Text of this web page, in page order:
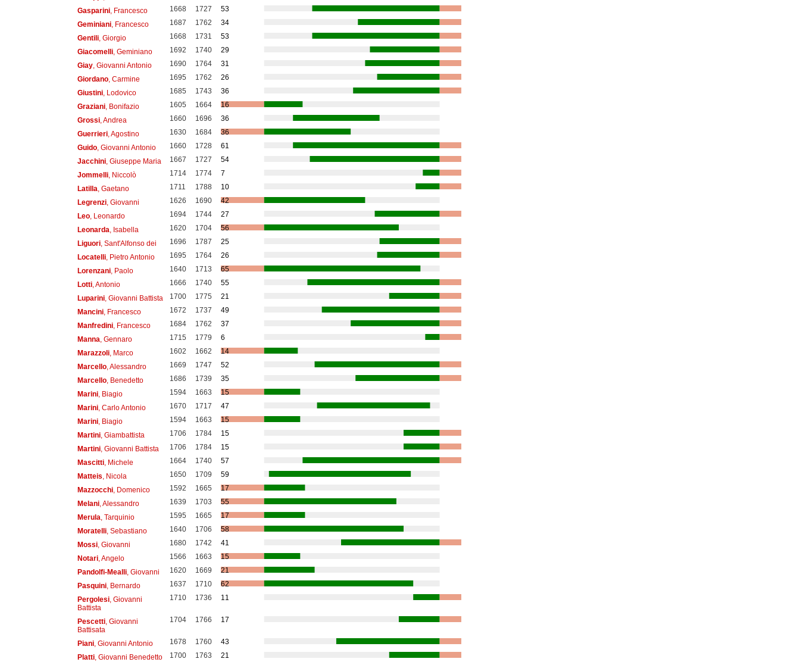
Gasparini, Francesco 1668 1727
53
Geminiani, Francesco 1687 1762
34
Gentili, Giorgio 1668 1731
53
Giacomelli, Geminiano 1692 1740
29
Giay, Giovanni Antonio 1690 1764
31
Giordano, Carmine 1695 1762
26
Giustini, Lodovico 1685 1743
36
Graziani, Bonifazio 1605 1664
16
Grossi, Andrea 1660 1696
36
Guerrieri, Agostino 1630 1684
36
Guido, Giovanni Antonio 1660 1728
61
Jacchini, Giuseppe Maria 1667 1727
54
Jommelli, Niccolò 1714 1774
7
Latilla , Gaetano 1711 1788
10
Legrenzi, Giovanni 1626 1690
42
Leo, Leonardo 1694 1744
27
Leonarda , Isabella 1620 1704
56
Liguori, Sant'Alfonso dei 1696 1787
25
Locatelli, Pietro Antonio 1695 1764
26
Lorenzani, Paolo 1640 1713
65
Lotti, Antonio 1666 1740
55
Luparini, Giovanni Battista 1700 1775
21
Mancini, Francesco 1672 1737
49
Manfredini, Francesco 1684 1762
37
Manna , Gennaro 1715 1779
6
Marazzoli, Marco 1602 1662
14
Marcello, Alessandro 1669 1747
52
Marcello, Benedetto 1686 1739
35
Marini, Biagio 1594 1663
15
Marini, Carlo Antonio 1670 1717
47
Marini, Biagio 1594 1663
15
Martini, Giambattista 1706 1784
15
Martini, Giovanni Battista 1706 1784
15
Mascitti, Michele 1664 1740
57
Matteis , Nicola 1650 1709
59
Mazzocchi, Domenico 1592 1665
17
Melani, Alessandro 1639 1703
55
Merula , Tarquinio 1595 1665
17
Moratelli, Sebastiano 1640 1706
58
Mossi, Giovanni 1680 1742
41
Notari, Angelo 1566 1663
15
Pandolfi-Mealli, Giovanni 1620 1669
21
Pasquini, Bernardo 1637 1710
62
Pergolesi, Giovanni
Battista
1710 1736 11
Pescetti, Giovanni
Battisata
1704 1766 17
Piani, Giovanni Antonio 1678 1760
43
Platti, Giovanni Benedetto 1700 1763 21